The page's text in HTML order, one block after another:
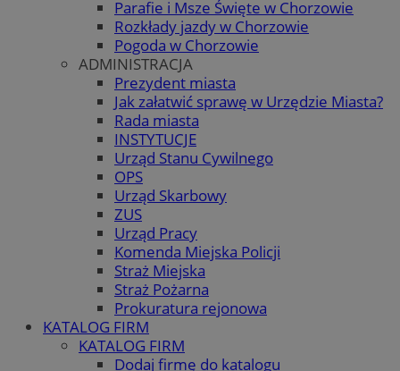
Parafie i Msze Święte w Chorzowie
Rozkłady jazdy w Chorzowie
Pogoda w Chorzowie
ADMINISTRACJA
Prezydent miasta
Jak załatwić sprawę w Urzędzie Miasta?
Rada miasta
INSTYTUCJE
Urząd Stanu Cywilnego
OPS
Urząd Skarbowy
ZUS
Urząd Pracy
Komenda Miejska Policji
Straż Miejska
Straż Pożarna
Prokuratura rejonowa
KATALOG FIRM
KATALOG FIRM
Dodaj firmę do katalogu